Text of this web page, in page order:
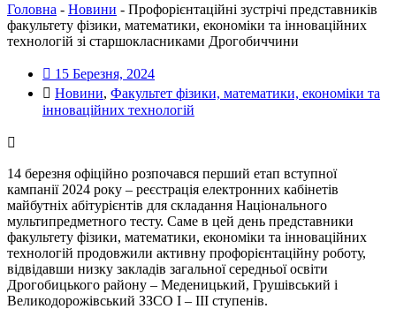
Головна - Новини - Профорієнтаційні зустрічі представників
факультету фізики, математики, економіки та інноваційних
технологій зі старшокласниками Дрогобиччини
15 Березня, 2024
Новини, Факультет фізики, математики, економіки та
інноваційних технологій
14 березня офіційно розпочався перший етап вступної
кампанії 2024 року – реєстрація електронних кабінетів
майбутніх абітурієнтів для складання Національного
мультипредметного тесту. Саме в цей день представники
факультету фізики, математики, економіки та інноваційних
технологій продовжили активну профорієнтаційну роботу,
відвідавши низку закладів загальної середньої освіти
Дрогобицького району – Меденицький, Грушівський і
Великодорожівський ЗЗСО І – ІІІ ступенів.